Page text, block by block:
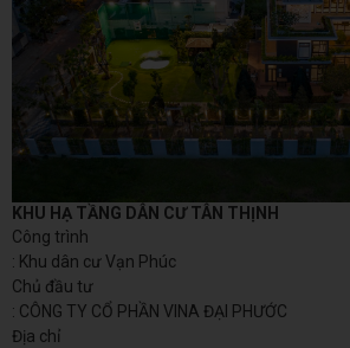
KHU HẠ TẦNG DÂN CƯ TÂN THỊNH
Công trình
: Khu dân cư Vạn Phúc
Chủ đầu tư
: CÔNG TY CỔ PHẦN VINA ĐẠI PHƯỚC
Địa chỉ